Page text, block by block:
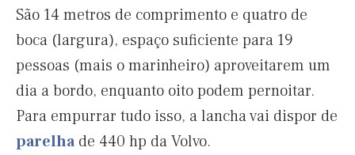
São 14 metros de comprimento e quatro de
boca (largura), espaço suficiente para 19
pessoas (mais o marinheiro) aproveitarem um
dia a bordo, enquanto oito podem pernoitar.
Para empurrar tudo isso, a lancha vai dispor de
parelha de 440 hp da Volvo.